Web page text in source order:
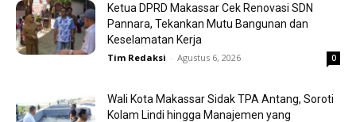
Ketua DPRD Makassar Cek Renovasi SDN
Pannara, Tekankan Mutu Bangunan dan
Keselamatan Kerja
Tim Redaksi - Agustus 6, 2026 0
Wali Kota Makassar Sidak TPA Antang, Soroti
Kolam Lindi hingga Manajemen yang